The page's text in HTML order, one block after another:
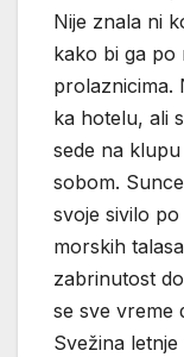
Nije znala ni
kako bi ga po
prolaznicima.
ka hotelu, ali
sede na
sobom.
svoje sivilo
morskih
zabrinutost
se sve vreme
Svežina